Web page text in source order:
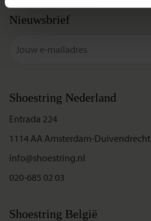
Nieuwsbrief
Shoestring Nederland
Entrada 224
1114 AA Amsterdam-Duivendrecht
info@shoestring.nl
020-685 02 03
Shoestring België